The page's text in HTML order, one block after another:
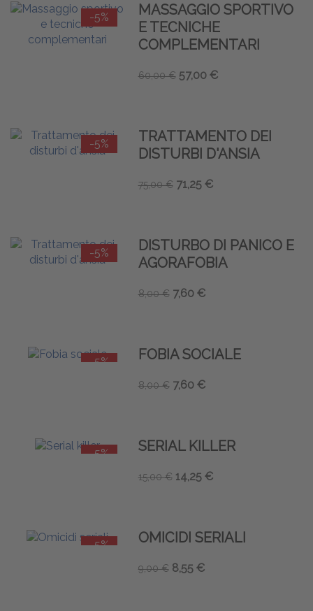
-5%
MASSAGGIO SPORTIVO
E TECNICHE
COMPLEMENTARI
60,00 € 57,00 €
-5%
TRATTAMENTO DEI
DISTURBI D'ANSIA
75,00 € 71,25 €
-5%
DISTURBO DI PANICO E
AGORAFOBIA
8,00 € 7,60 €
-5% FOBIA SOCIALE
8,00 € 7,60 €
-5% SERIAL KILLER
15,00 € 14,25 €
-5% OMICIDI SERIALI
9,00 € 8,55 €